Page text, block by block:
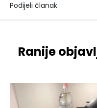
Podijeli članak
Ranije